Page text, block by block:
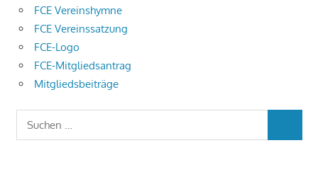
FCE Vereinshymne
FCE Vereinssatzung
FCE-Logo
FCE-Mitgliedsantrag
Mitgliedsbeiträge
Suchen
nach: